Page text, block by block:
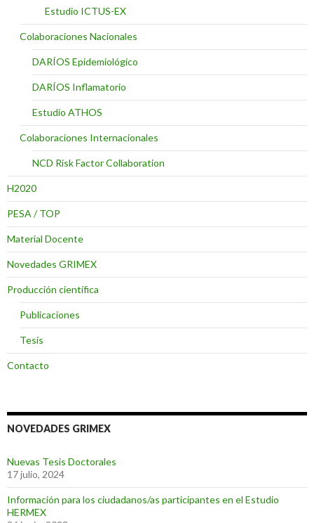
Estudio ICTUS-EX
Colaboraciones Nacionales
DARÍOS Epidemiológico
DARÍOS Inflamatorio
Estudio ATHOS
Colaboraciones Internacionales
NCD Risk Factor Collaboration
H2020
PESA / TOP
Material Docente
Novedades GRIMEX
Producción científica
Publicaciones
Tesis
Contacto
NOVEDADES GRIMEX
Nuevas Tesis Doctorales
17 julio, 2024
Información para los ciudadanos/as participantes en el Estudio
HERMEX